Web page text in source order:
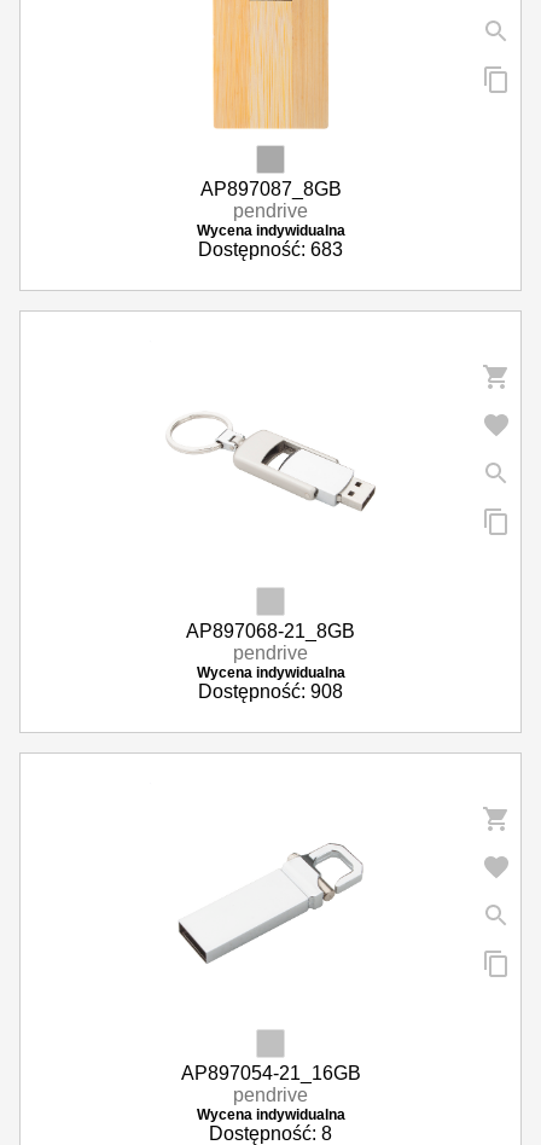
AP897087_8GB
pendrive
Wycena indywidualna
Dostępność: 683
AP897068-21_8GB
pendrive
Wycena indywidualna
Dostępność: 908
AP897054-21_16GB
pendrive
Wycena indywidualna
Dostępność: 8